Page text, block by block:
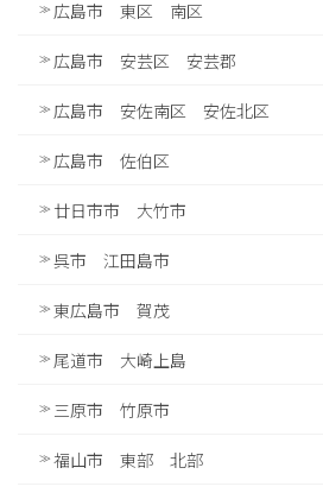
広島市 東区 南区
広島市 安芸区 安芸郡
広島市 安佐南区 安佐北区
広島市 佐伯区
廿日市市 大竹市
呉市 江田島市
東広島市 賀茂
尾道市 大崎上島
三原市 竹原市
福山市 東部 北部